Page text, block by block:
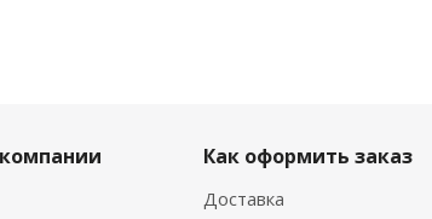
Как оформить заказ
Доставка